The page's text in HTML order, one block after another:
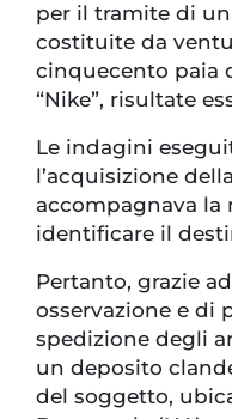
per il tramite di
costituite da
cinquecento paia
“Nike”, risultate
Le indagini
l’acquisizione
accompagnava la
identificare il
Pertanto, grazie
osservazione e di
spedizione degli
un deposito
del soggetto,